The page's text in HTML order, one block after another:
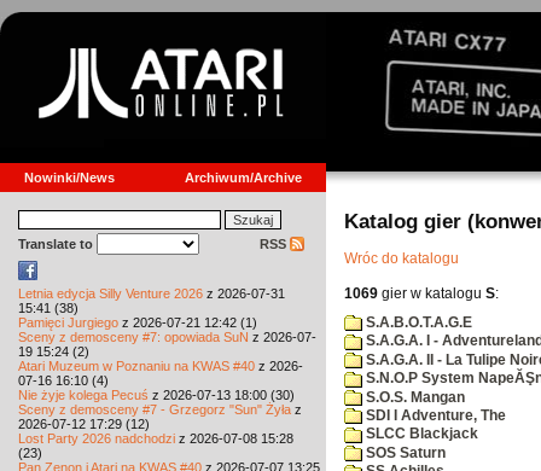
Nowinki/News Archiwum/Archive
Translate to RSS
Letnia edycja Silly Venture 2026 z 2026-07-31
15:41 (38)
Pamięci Jurgiego z 2026-07-21 12:42 (1)
Sceny z demosceny #7: opowiada SuN z 2026-07-
19 15:24 (2)
Atari Muzeum w Poznaniu na KWAS #40 z 2026-
07-16 16:10 (4)
Nie żyje kolega Pecuś z 2026-07-13 18:00 (30)
Sceny z demosceny #7 - Grzegorz "Sun" Żyła z
2026-07-12 17:29 (12)
Lost Party 2026 nadchodzi z 2026-07-08 15:28
(23)
Pan Zenon i Atari na KWAS #40 z 2026-07-07 13:25
Katalog gier
Wróc do katalogu
1069 gier w katalogu S:
S.A.B.O.T.A.G.E
S.A.G.A. I -
S.A.G.A. II - La Tulipe
S.N.O.P System
S.O.S. Mangan
SDI I Adventure, The
SLCC Blackjack
SOS Saturn